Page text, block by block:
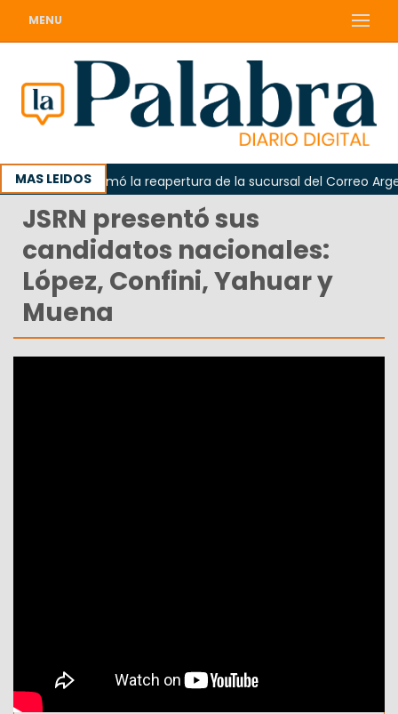
MENU
MAS LEIDOS
reclamó la reapertura de la sucursal del Correo
JSRN presentó sus
candidatos nacionales:
López, Confini, Yahuar y
Muena